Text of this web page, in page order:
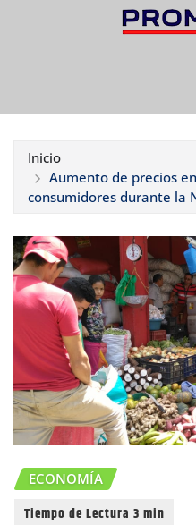
Inicio
Aumento de precios
consumidores durante la
ECONOMÍA